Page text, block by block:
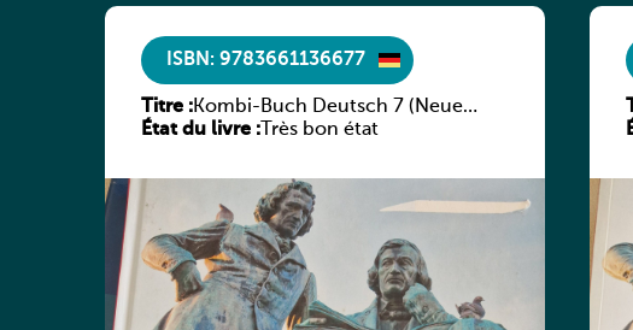
ISBN: 9783661136677
Titre :Kombi-Buch Deutsch 7 (Neue
Ausgabe Luxemburg)
État du livre : Très bon état